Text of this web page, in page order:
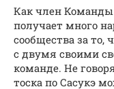
Как член Команды
получает много
сообщества за то,
с двумя своими
команде. Не
тоска по Сасукэ